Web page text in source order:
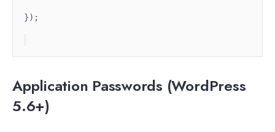
});
Application Passwords (WordPress
5.6+)